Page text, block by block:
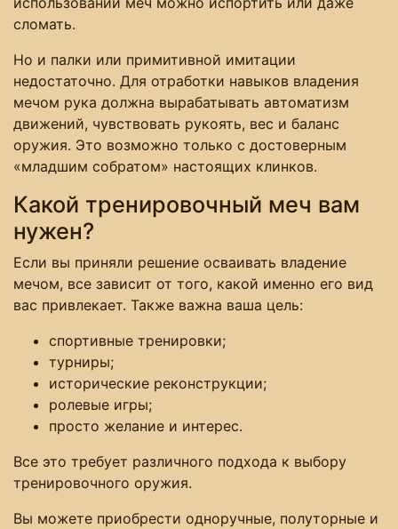
сломать.
Но и палки или примитивной имитации
недостаточно. Для отработки навыков владения
мечом рука должна вырабатывать автоматизм
движений, чувствовать рукоять, вес и баланс
оружия. Это возможно только с достоверным
«младшим собратом» настоящих клинков.
Какой тренировочный меч вам
нужен?
Если вы приняли решение осваивать владение
мечом, все зависит от того, какой именно его вид
вас привлекает. Также важна ваша цель:
спортивные тренировки;
турниры;
исторические реконструкции;
ролевые игры;
просто желание и интерес.
Все это требует различного подхода к выбору
тренировочного оружия.
Вы можете приобрести одноручные, полуторные и